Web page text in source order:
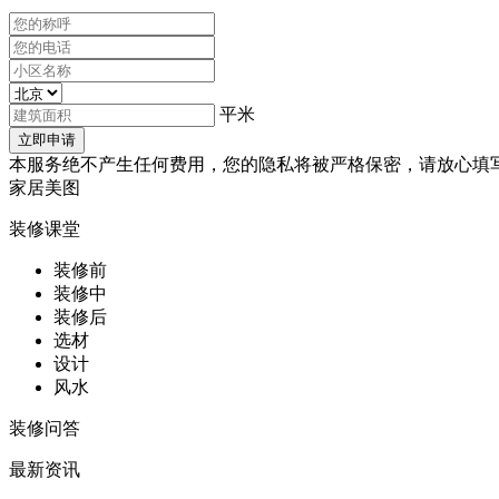
平米
本服务绝不产生任何费用，您的隐私将被严格保密，请放心填
家居美图
装修课堂
装修前
装修中
装修后
选材
设计
风水
装修问答
最新资讯